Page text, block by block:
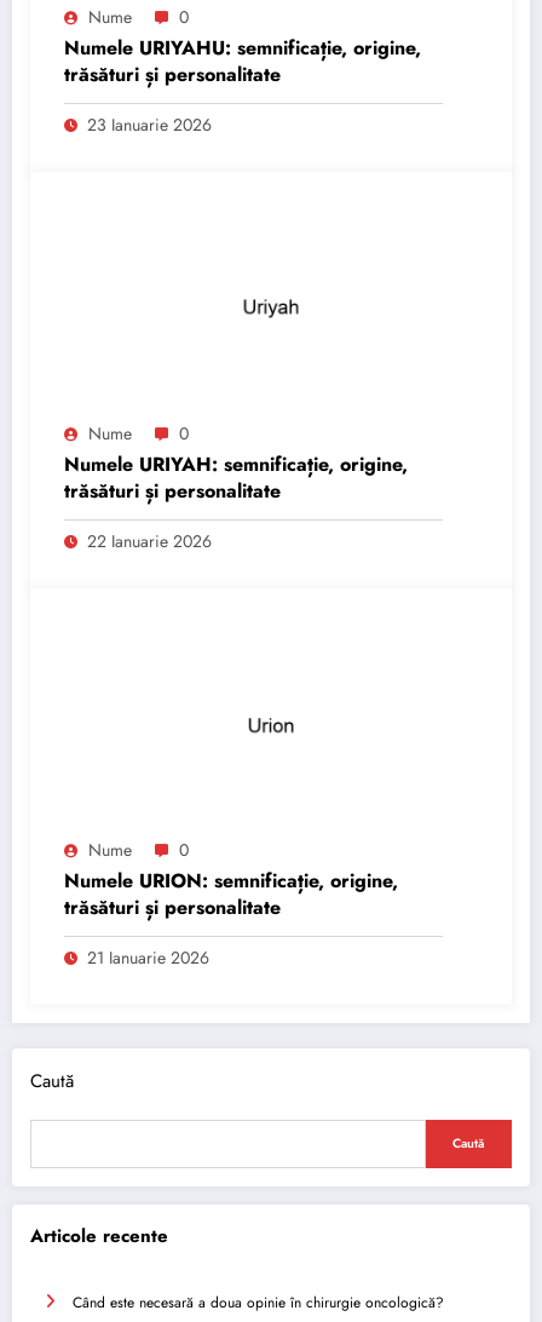
Nume 0
Numele URIYAHU: semnificație, origine,
trăsături și personalitate
23 Ianuarie 2026
Nume 0
Numele URIYAH: semnificație, origine,
trăsături și personalitate
22 Ianuarie 2026
Nume 0
Numele URION: semnificație, origine,
trăsături și personalitate
21 Ianuarie 2026
Caută
Caută
Articole recente
Când este necesară a doua opinie în chirurgie oncologică?